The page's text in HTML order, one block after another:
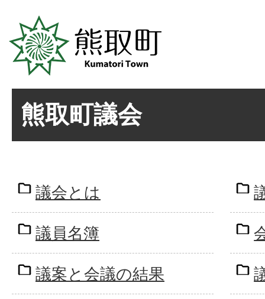
熊取町議会
議会とは
議員名簿
議案と会議の結果